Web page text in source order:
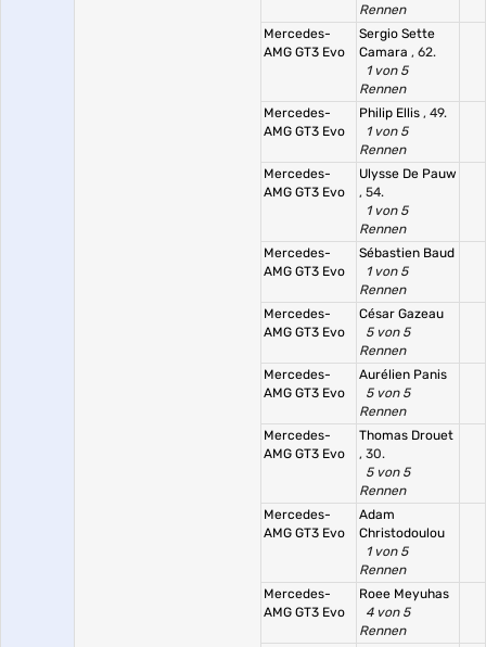
Rennen
Mercedes-
AMG GT3 Evo
Sergio Sette
Camara , 62.
1 von 5
Rennen
Mercedes-
AMG GT3 Evo
Philip Ellis , 49.
1 von 5
Rennen
Mercedes-
AMG GT3 Evo
Ulysse De Pauw
, 54.
1 von 5
Rennen
Mercedes-
AMG GT3 Evo
Sébastien Baud
1 von 5
Rennen
Mercedes-
AMG GT3 Evo
César Gazeau
5 von 5
Rennen
Mercedes-
AMG GT3 Evo
Aurélien Panis
5 von 5
Rennen
Mercedes-
AMG GT3 Evo
Thomas Drouet
, 30.
5 von 5
Rennen
Mercedes-
AMG GT3 Evo
Adam
Christodoulou
1 von 5
Rennen
Mercedes-
AMG GT3 Evo
Roee Meyuhas
4 von 5
Rennen